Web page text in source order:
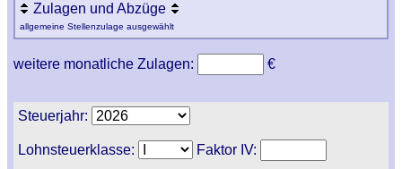
Zulagen und Abzüge
allgemeine Stellenzulage ausgewählt
weitere monatliche Zulagen: €
Steuerjahr:
Lohnsteuerklasse: Faktor IV: